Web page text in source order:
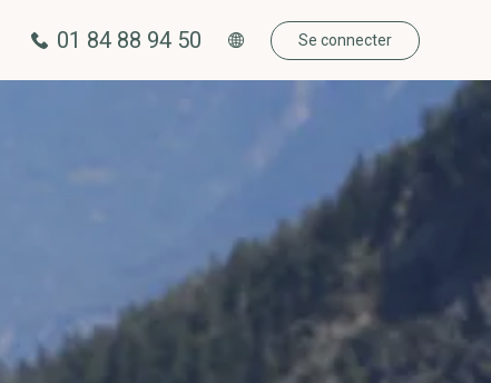
01 84 88 94 50 Se connecter